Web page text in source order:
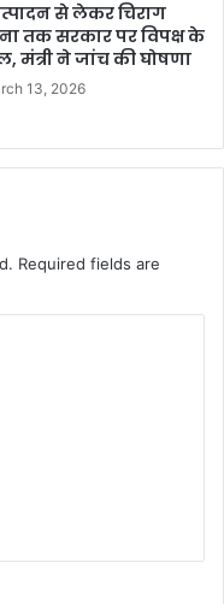
से लेकर चिराग
तक सरकार पर विपक्ष के
मंत्री ने जांच की घोषणा
13, 2026
Required fields are